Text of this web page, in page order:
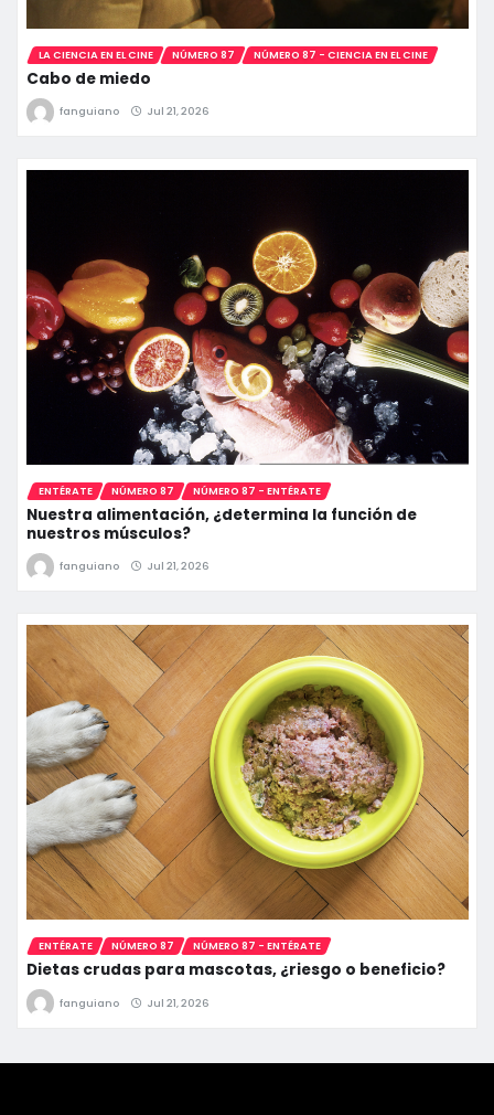
LA CIENCIA EN EL CINE NÚMERO 87 NÚMERO 87 - CIENCIA EN EL CINE
Cabo de miedo
fanguiano Jul 21, 2026
ENTÉRATE NÚMERO 87 NÚMERO 87 - ENTÉRATE
Nuestra alimentación, ¿determina la función de
nuestros músculos?
fanguiano Jul 21, 2026
ENTÉRATE NÚMERO 87 NÚMERO 87 - ENTÉRATE
Dietas crudas para mascotas, ¿riesgo o beneficio?
fanguiano Jul 21, 2026